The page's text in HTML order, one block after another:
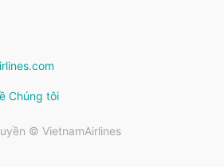
Chúng tôi
© VietnamAirlines